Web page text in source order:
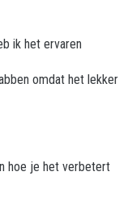
ik het ervaren
omdat het lekker
hoe je het verbetert